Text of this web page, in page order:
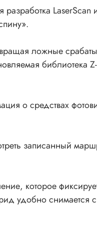
LaserScan
ложные
библиотека Z-
о средствах
записанный
которое
удобно снимается с